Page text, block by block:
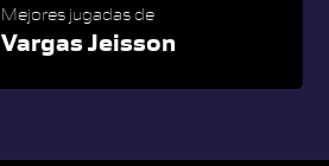
Mejores jugadas de
Vargas Jeisson